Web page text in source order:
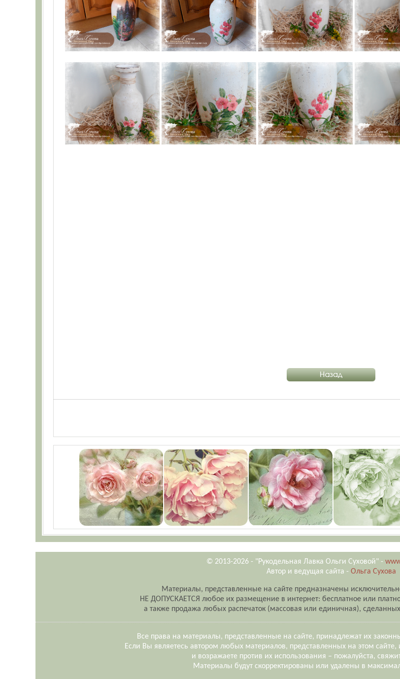
© 2013-2026 - "Рукодельная Лавка Ольги Суховой" -
Автор и ведущая сайта - Ольга Сухова
Материалы, представленные на сайте предназначены
НЕ ДОПУСКАЕТСЯ любое их размещение в интернет: бесплатное или
а также продажа любых распечаток (массовая или единичная),
Все права на материалы, представленные на сайте, принадлежат их
Если Вы являетесь автором любых материалов, представленных на этом
и возражаете против их использования – пожалуйста,
Материалы будут скорректированы или удалены в